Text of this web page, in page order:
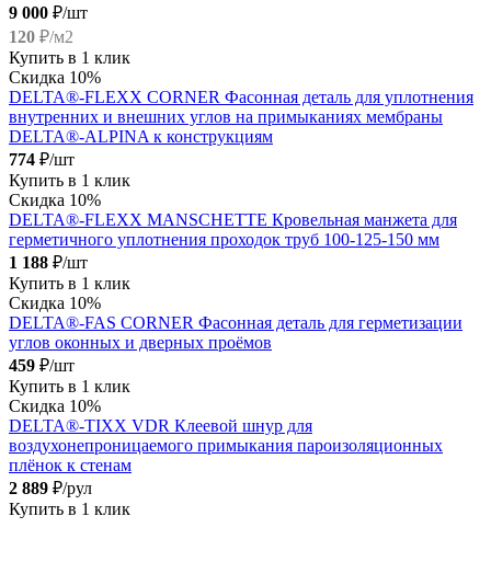
9 000 ₽/шт
120 ₽/м2
Купить в 1 клик
Скидка 10%
DELTA®-FLEXX CORNER Фасонная деталь для уплотнения
внутренних и внешних углов на примыканиях мембраны
DELTA®-ALPINA к конструкциям
774 ₽/шт
Купить в 1 клик
Скидка 10%
DELTA®-FLEXX MANSCHETTE Кровельная манжета для
герметичного уплотнения проходок труб 100-125-150 мм
1 188 ₽/шт
Купить в 1 клик
Скидка 10%
DELTA®-FAS CORNER Фасонная деталь для герметизации
углов оконных и дверных проёмов
459 ₽/шт
Купить в 1 клик
Скидка 10%
DELTA®-TIXX VDR Клеевой шнур для
воздухонепроницаемого примыкания пароизоляционных
плёнок к стенам
2 889 ₽/рул
Купить в 1 клик